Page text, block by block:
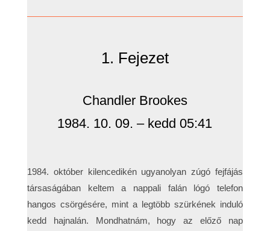
1. Fejezet
Chandler Brookes
1984. 10. 09. – kedd 05:41
1984. október kilencedikén ugyanolyan zúgó fejfájás
társaságában keltem a nappali falán lógó telefon
hangos csörgésére, mint a legtöbb szürkének induló
kedd hajnalán. Mondhatnám, hogy az előző nap